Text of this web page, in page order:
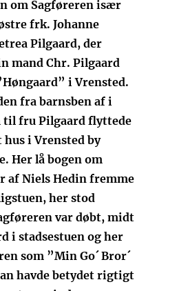
om Sagføreren især
frk. Johanne
Pilgaard, der
mand Chr. Pilgaard
i Vrensted.
fra barnsben af i
til fru Pilgaard flyttede
i Vrensted by
Her lå bogen om
af Niels Hedin fremme
her stod
var døbt, midt
i stadsestuen og her
som ”Min Go´ Bror´
havde betydet rigtigt